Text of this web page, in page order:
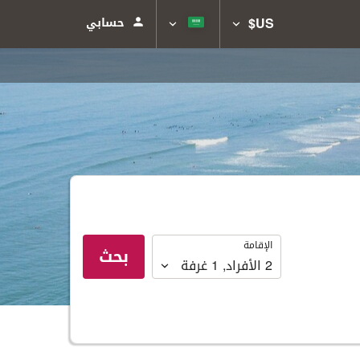
US$
حسابي
الإقامة
الإقامة
2 الأفراد,
1غرفة بحث